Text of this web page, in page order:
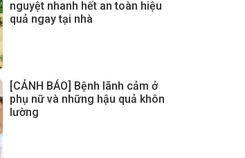
nguyệt nhanh hết an toàn hiệu
quả ngay tại nhà
[CẢNH BÁO] Bệnh lãnh cảm ở
phụ nữ và những hậu quả khôn
lường